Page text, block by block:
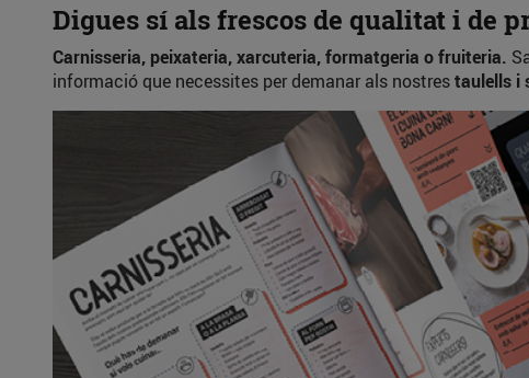
Digues sí als frescos de qualitat i de
Carnisseria, peixateria, xarcuteria, formatgeria o fruiteria.
informació que necessites per demanar als nostrestaulells i